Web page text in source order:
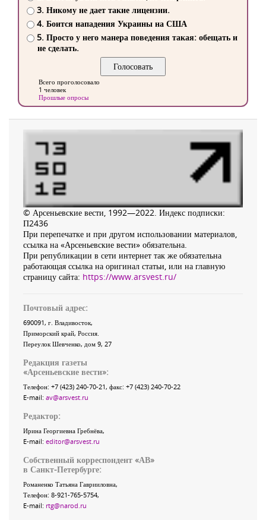
3. Никому не дает такие лицензии.
4. Боится нападения Украины на США
5. Просто у него манера поведения такая: обещать и
не сделать.
Всего проголосовало
1 человек
Прошлые опросы
© Арсеньевские вести, 1992—2022. Индекс подписки:
П2436
При перепечатке и при другом использовании материалов,
ссылка на «Арсеньевские вести» обязательна.
При републикации в сети интернет так же обязательна
работающая ссылка на оригинал статьи, или на главную
страницу сайта: https://www.arsvest.ru/
Почтовый адрес:
690091, г. Владивосток,
Приморский край, Россия
Переулок Шевченко, дом 9, 27
Редакция газеты
«Арсеньевские вести»:
Телефон: +7 (423) 240-70-21, факс: +7 (423) 240-70-22
E-mail: av@arsvest.ru
Редактор:
Ирина Георгиевна Гребнёва,
E-mail: editor@arsvest.ru
Собственный корреспондент «АВ»
в Санкт-Петербурге:
Романенко Татьяна Гаврииловна,
Телефон: 8-921-765-5754,
E-mail: rtg@narod.ru